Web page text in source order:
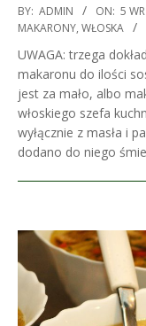
2018-
09-
BY: ADMIN ON: 5
MAKARONY, WŁOSKA
UWAGA: trzega
makaronu do ilości
jest za mało, albo
włoskiego szefa
wyłącznie z masła i
dodano do niego